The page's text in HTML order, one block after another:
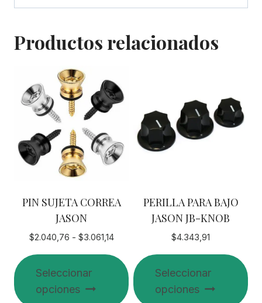
Productos relacionados
PIN SUJETA CORREA
JASON
$2.040,76 - $3.061,14Rango
precios:
desde
$2.040,76
Seleccionar
opciones
PERILLA PARA BAJO
JASON JB-KNOB
$4.343,91
Seleccionar
opciones